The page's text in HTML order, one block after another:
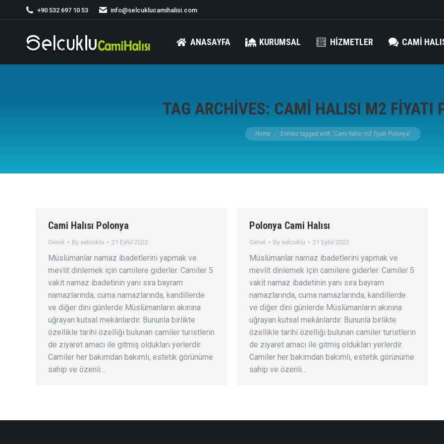
+90 532 697 10 53 info@selcuklucamihalisi.com
ANASAYFA KURUMSAL HIZMETLER CAMI
TAG ARCHIVES: CAMI HALISI M2 FIYATI
You are here:
Home Entries tagged with "Cami halısı m2 fiyatı Polonya"
Cami Halısı Polonya
Genel By selcuklu 21 Eylül 2022
Müslümanlar namaz ibadetlerini yapmak ve
mevlit dinlemek için camilere giderler. Camiler 5
vakit namaz ibadetinin yanı sıra bayram
namazlarında, cuma namazlarında, kandillerde
ve diğer dini günlerde Müslümanların akınına
uğrayan kutsal mekânlardır. Bununla birlikte
özellikle tarihi özelliği bulunan camiler turistlerin
de ziyaret amacı ile gitmiş oldukları yerlerdir.
Camiler her bakımdan bakımlı, estetik görünüme
sahip ve özenli…
Polonya Cami Halısı
Genel By selcuklu 21 Eylül 2022
Müslümanlar namaz ibadetlerini yapmak ve
mevlit dinlemek için camilere giderler. Camiler 5
vakit namaz ibadetinin yanı sıra bayram
namazlarında, cuma namazlarında, kandillerde
ve diğer dini günlerde Müslümanların akınına
uğrayan kutsal mekânlardır. Bununla birlikte
özellikle tarihi özelliği bulunan camiler turistlerin
de ziyaret amacı ile gitmiş oldukları yerlerdir.
Camiler her bakımdan bakımlı, estetik görünüme
sahip ve özenli…